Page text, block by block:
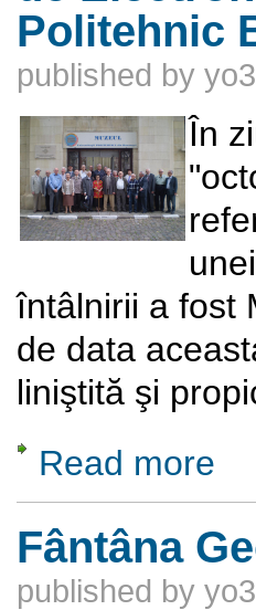
Politehnic
published by
În
întâlnirii a fost
de data
liniştită şi
Read more
Fântâna
published by